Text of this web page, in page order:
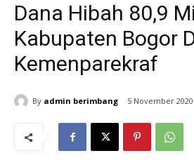
Dana Hibah 80,9
Kabupaten Bogor
Kemenparekraf
By admin berimbang 5 November 2020